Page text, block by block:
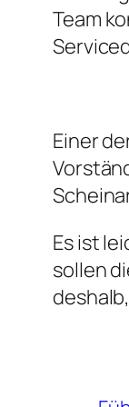
Team
Einer
Es ist
sollen